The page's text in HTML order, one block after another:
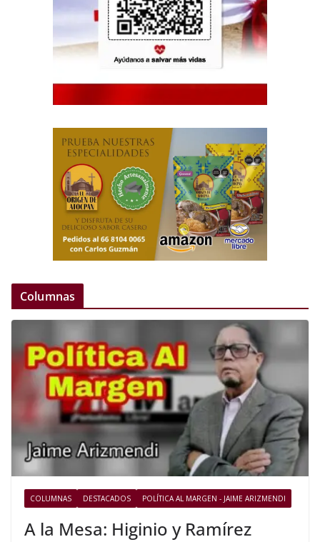
Columnas
COLUMNAS DESTACADOS POLÍTICA AL MARGEN - JAIME ARIZMENDI
A la Mesa: Higinio y Ramírez